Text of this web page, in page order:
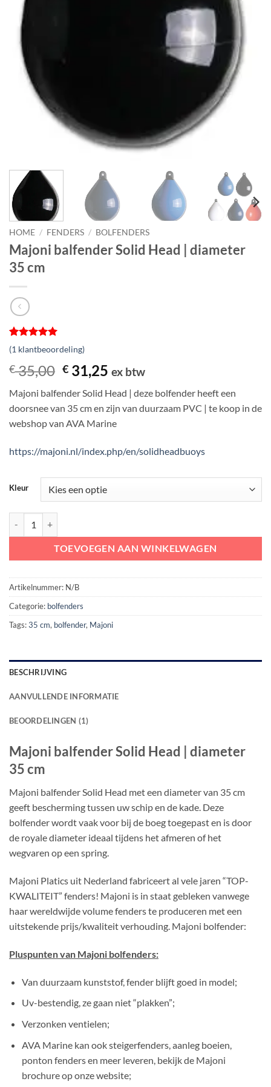
HOME / FENDERS / BOLFENDERS
Majoni balfender Solid Head | diameter
35 cm
Gewaardeerd
5op 5
gebaseerd
op
1
(1 klantbeoordeling)
€35,00 Oorspronkelijke
prijs
was:
€ 35,00.
€ 31,25 Huidige
is:
€ 31,25.
ex btw
Majoni balfender Solid Head | deze bolfender heeft een
doorsnee van 35 cm en zijn van duurzaam PVC | te koop in de
webshop van AVA Marine
https://majoni.nl/index.php/en/solidheadbuoys
Kleur
TOEVOEGEN AAN WINKELWAGEN
Artikelnummer: N/B
Categorie: bolfenders
Tags:35 cm, bolfender, Majoni
BESCHRIJVING
AANVULLENDE INFORMATIE
BEOORDELINGEN (1)
Majoni balfender Solid Head | diameter
35 cm
Majoni balfender Solid Head met een diameter van 35 cm
geeft bescherming tussen uw schip en de kade. Deze
bolfender wordt vaak voor bij de boeg toegepast en is door
de royale diameter ideaal tijdens het afmeren of het
wegvaren op een spring.
Majoni Platics uit Nederland fabriceert al vele jaren “TOP-
KWALITEIT” fenders! Majoni is in staat gebleken vanwege
haar wereldwijde volume fenders te produceren met een
uitstekende prijs/kwaliteit verhouding. Majoni bolfender:
Pluspunten van Majoni bolfenders:
Van duurzaam kunststof, fender blijft goed in model;
Uv-bestendig, ze gaan niet “plakken”;
Verzonken ventielen;
AVA Marine kan ook steigerfenders, aanleg boeien,
ponton fenders en meer leveren, bekijk de Majoni
brochure op onze website;